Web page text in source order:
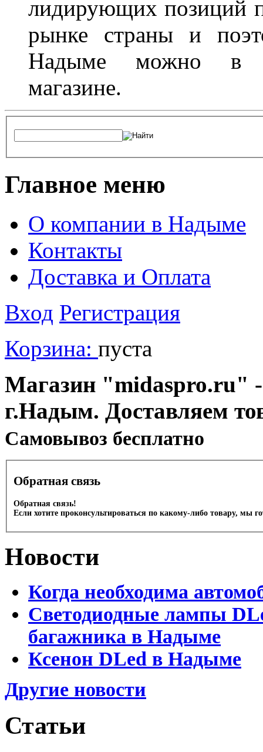
лидирующих позиций
рынке страны и
Надыме можно в
магазине.
Главное меню
О компании в Надыме
Контакты
Доставка и Оплата
Вход Регистрация
Корзина: пуста
Магазин "midaspro.ru" -
г.Надым. Доставляем
Cамовывоз бесплатно
Обратная связь
Обратная связь!
Если хотите проконсультироваться по какому-либо товару, мы
Новости
Когда необходима
Светодиодные лампы
багажника в Надыме
Ксенон DLed в Надыме
Другие новости
Статьи